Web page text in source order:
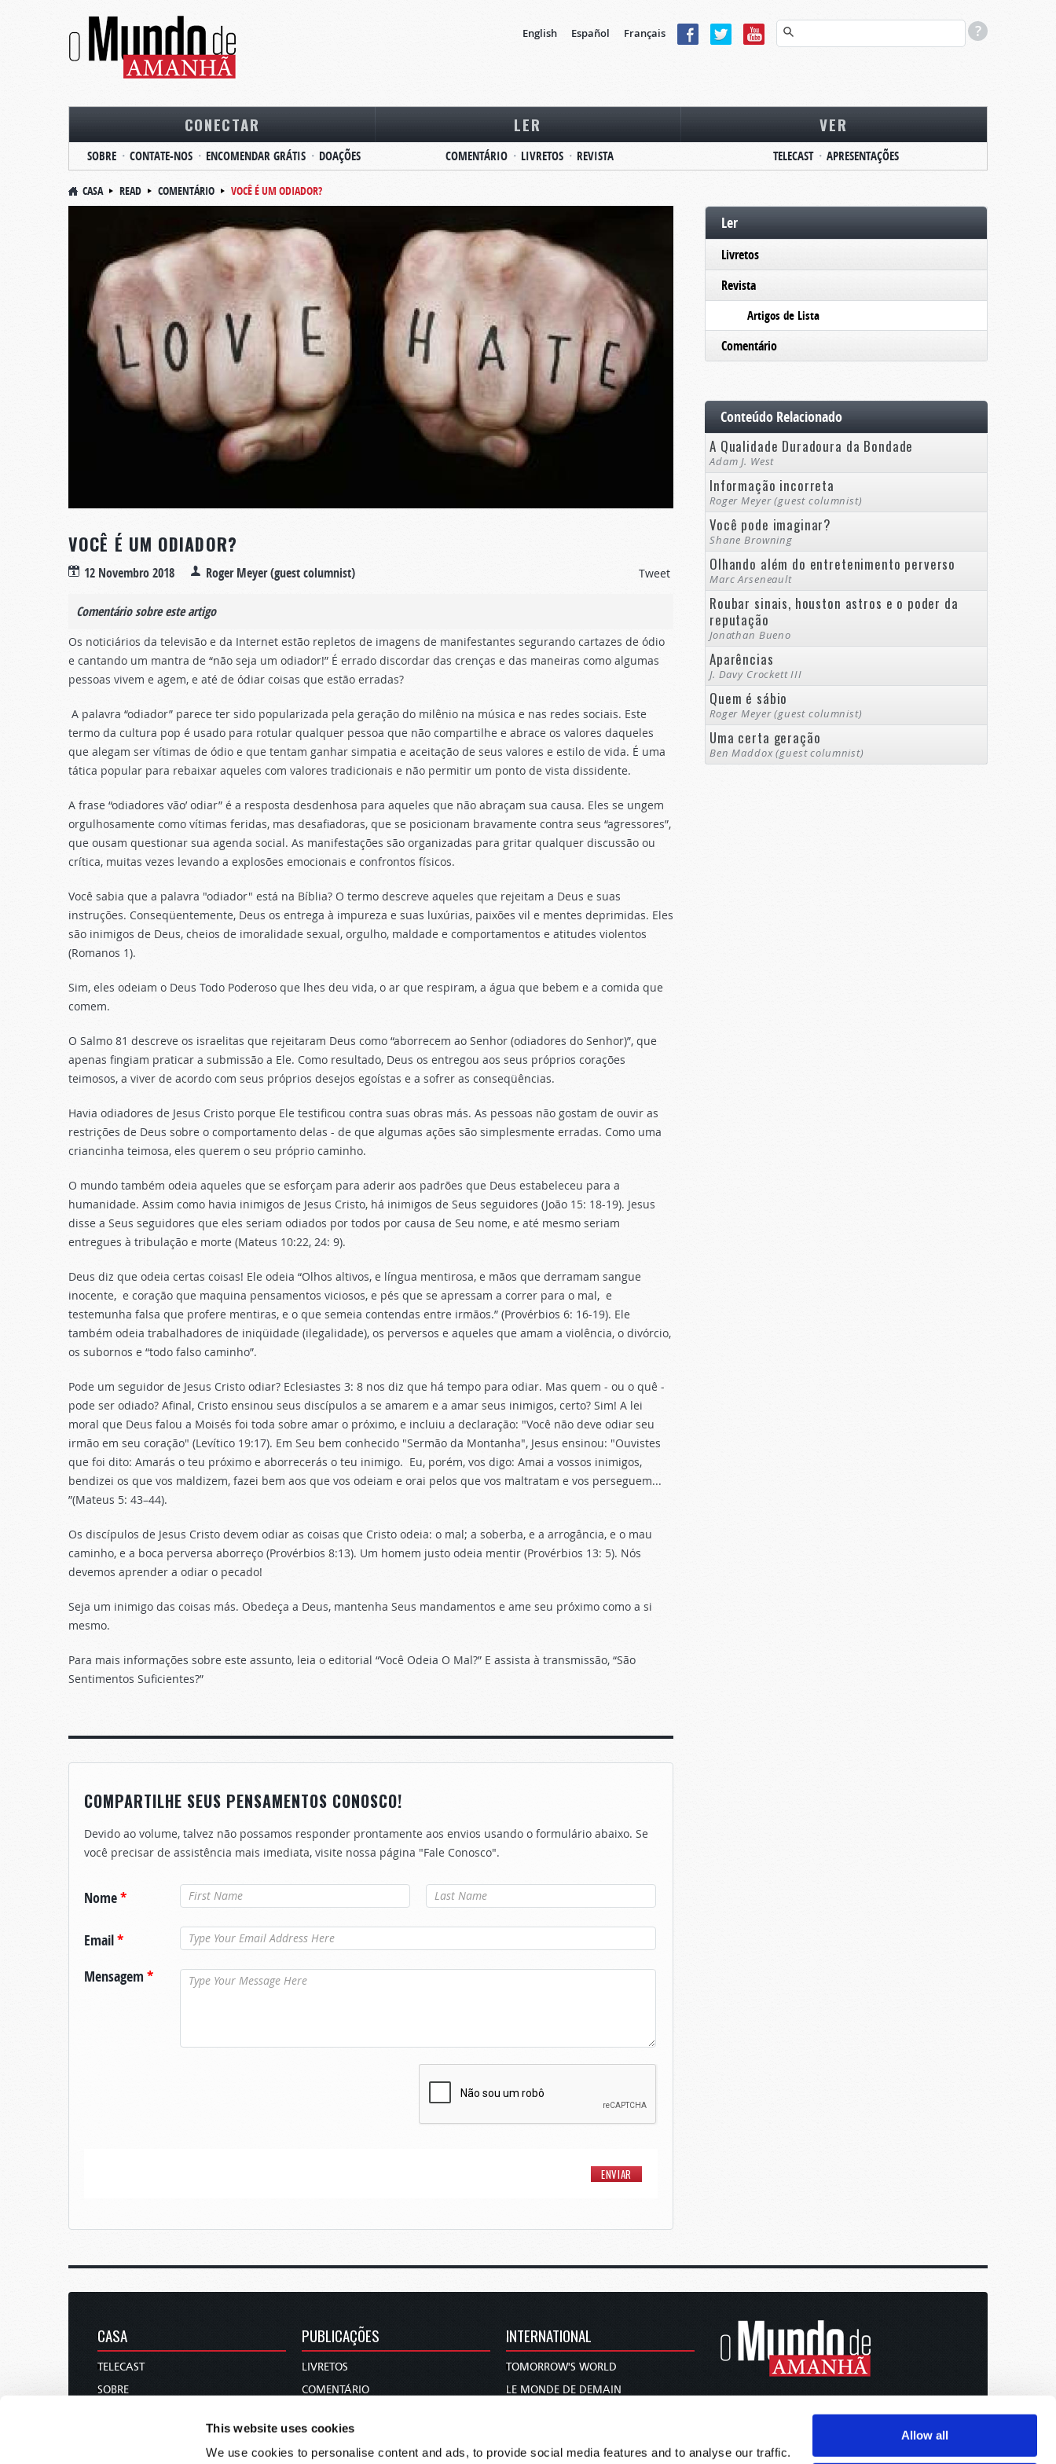
This website uses cookies
We use cookies to personalise content and ads, to provide social media features and to analyse our traffic.
Allow all
English Español Français
CONECTAR
SOBRE CONTATE-NOS ENCOMENDAR GRÁTIS DOAÇÕES
LER
COMENTÁRIO LIVRETOS REVISTA
VER
TELECAST APRESENTAÇÕES
CASA READ COMENTÁRIO VOCÊ É UM ODIADOR?
VOCÊ É UM ODIADOR?
12 Novembro 2018 Roger Meyer (guest columnist) Tweet
Comentário sobre este artigo
Os noticiários da televisão e da Internet estão repletos de imagens de manifestantes segurando cartazes de ódio
e cantando um mantra de “não seja um odiador!” É errado discordar das crenças e das maneiras como algumas
pessoas vivem e agem, e até de ódiar coisas que estão erradas?
A palavra “odiador” parece ter sido popularizada pela geração do milênio na música e nas redes sociais. Este
termo da cultura pop é usado para rotular qualquer pessoa que não compartilhe e abrace os valores daqueles
que alegam ser vítimas de ódio e que tentam ganhar simpatia e aceitação de seus valores e estilo de vida. É uma
tática popular para rebaixar aqueles com valores tradicionais e não permitir um ponto de vista dissidente.
A frase “odiadores vão’ odiar” é a resposta desdenhosa para aqueles que não abraçam sua causa. Eles se ungem
orgulhosamente como vítimas feridas, mas desafiadoras, que se posicionam bravamente contra seus “agressores”,
que ousam questionar sua agenda social. As manifestações são organizadas para gritar qualquer discussão ou
crítica, muitas vezes levando a explosões emocionais e confrontos físicos.
Você sabia que a palavra "odiador" está na Bíblia? O termo descreve aqueles que rejeitam a Deus e suas
instruções. Conseqüentemente, Deus os entrega à impureza e suas luxúrias, paixões vil e mentes deprimidas. Eles
são inimigos de Deus, cheios de imoralidade sexual, orgulho, maldade e comportamentos e atitudes violentos
(Romanos 1).
Sim, eles odeiam o Deus Todo Poderoso que lhes deu vida, o ar que respiram, a água que bebem e a comida que
comem.
O Salmo 81 descreve os israelitas que rejeitaram Deus como “aborrecem ao Senhor (odiadores do Senhor)”, que
apenas fingiam praticar a submissão a Ele. Como resultado, Deus os entregou aos seus próprios corações
teimosos, a viver de acordo com seus próprios desejos egoístas e a sofrer as conseqüências.
Havia odiadores de Jesus Cristo porque Ele testificou contra suas obras más. As pessoas não gostam de ouvir as
restrições de Deus sobre o comportamento delas - de que algumas ações são simplesmente erradas. Como uma
criancinha teimosa, eles querem o seu próprio caminho.
O mundo também odeia aqueles que se esforçam para aderir aos padrões que Deus estabeleceu para a
humanidade. Assim como havia inimigos de Jesus Cristo, há inimigos de Seus seguidores (João 15: 18-19). Jesus
disse a Seus seguidores que eles seriam odiados por todos por causa de Seu nome, e até mesmo seriam
entregues à tribulação e morte (Mateus 10:22, 24: 9).
Deus diz que odeia certas coisas! Ele odeia “Olhos altivos, e língua mentirosa, e mãos que derramam sangue
inocente, e coração que maquina pensamentos viciosos, e pés que se apressam a correr para o mal, e
testemunha falsa que profere mentiras, e o que semeia contendas entre irmãos.” (Provérbios 6: 16-19). Ele
também odeia trabalhadores de iniqüidade (ilegalidade), os perversos e aqueles que amam a violência, o divórcio,
os subornos e “todo falso caminho”.
Pode um seguidor de Jesus Cristo odiar? Eclesiastes 3: 8 nos diz que há tempo para odiar. Mas quem - ou o quê -
pode ser odiado? Afinal, Cristo ensinou seus discípulos a se amarem e a amar seus inimigos, certo? Sim! A lei
moral que Deus falou a Moisés foi toda sobre amar o próximo, e incluiu a declaração: "Você não deve odiar seu
irmão em seu coração" (Levítico 19:17). Em Seu bem conhecido "Sermão da Montanha", Jesus ensinou: "Ouvistes
que foi dito: Amarás o teu próximo e aborrecerás o teu inimigo. Eu, porém, vos digo: Amai a vossos inimigos,
bendizei os que vos maldizem, fazei bem aos que vos odeiam e orai pelos que vos maltratam e vos perseguem...
”(Mateus 5: 43–44).
Os discípulos de Jesus Cristo devem odiar as coisas que Cristo odeia: o mal; a soberba, e a arrogância, e o mau
caminho, e a boca perversa aborreço (Provérbios 8:13). Um homem justo odeia mentir (Provérbios 13: 5). Nós
devemos aprender a odiar o pecado!
Seja um inimigo das coisas más. Obedeça a Deus, mantenha Seus mandamentos e ame seu próximo como a si
mesmo.
Para mais informações sobre este assunto, leia o editorial “Você Odeia O Mal?” E assista à transmissão, “São
Sentimentos Suficientes?”
COMPARTILHE SEUS PENSAMENTOS CONOSCO!
Devido ao volume, talvez não possamos responder prontamente aos envios usando o formulário abaixo. Se
você precisar de assistência mais imediata, visite nossa página "Fale Conosco".
Nome*
Último nome
*
Email*
Mensagem *
Ler
Livretos
Revista
Artigos de Lista
Comentário
Conteúdo Relacionado
A Qualidade Duradoura da Bondade
Adam J. West
Informação incorreta
Roger Meyer (guest columnist)
Você pode imaginar?
Shane Browning
Olhando além do entretenimento perverso
Marc Arseneault
Roubar sinais, houston astros e o poder da
reputação
Jonathan Bueno
Aparências
J. Davy Crockett III
Quem é sábio
Roger Meyer (guest columnist)
Uma certa geração
Ben Maddox (guest columnist)
CASA
TELECAST
SOBRE
CALENDÁRIO DOS DIAS SANTOS
PUBLICAÇÕES
LIVRETOS
COMENTÁRIO
INTERNATIONAL
TOMORROW'S WORLD
LE MONDE DE DEMAIN
WERELD VAN MORGEN